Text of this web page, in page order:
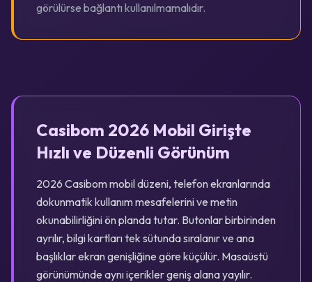
görülürse bağlantı kullanılmamalıdır.
Casibom 2026 Mobil Girişte
Hızlı ve Düzenli Görünüm
2026 Casibom mobil düzeni, telefon ekranlarında
dokunmatik kullanım mesafelerini ve metin
okunabilirliğini ön planda tutar. Butonlar birbirinden
ayrılır, bilgi kartları tek sütunda sıralanır ve ana
başlıklar ekran genişliğine göre küçülür. Masaüstü
görünümünde aynı içerikler geniş alana yayılır.